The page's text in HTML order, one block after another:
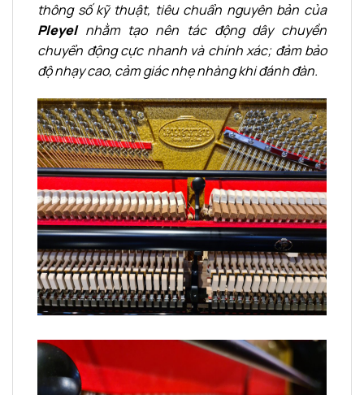
thông số kỹ thuật, tiêu chuẩn nguyên bản của
Pleyelnhằm tạo nên tác động dây chuyền
chuyển động cực nhanh và chính xác; đảm bảo
độ nhạy cao, cảm giác nhẹ nhàng khi đánh đàn.